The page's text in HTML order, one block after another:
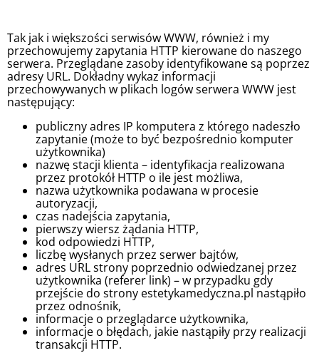
Tak jak i większości serwisów WWW, również i my
przechowujemy zapytania HTTP kierowane do naszego
serwera. Przeglądane zasoby identyfikowane są poprzez
adresy URL. Dokładny wykaz informacji
przechowywanych w plikach logów serwera WWW jest
następujący:
publiczny adres IP komputera z którego nadeszło
zapytanie (może to być bezpośrednio komputer
użytkownika)
nazwę stacji klienta – identyfikacja realizowana
przez protokół HTTP o ile jest możliwa,
nazwa użytkownika podawana w procesie
autoryzacji,
czas nadejścia zapytania,
pierwszy wiersz żądania HTTP,
kod odpowiedzi HTTP,
liczbę wysłanych przez serwer bajtów,
adres URL strony poprzednio odwiedzanej przez
użytkownika (referer link) – w przypadku gdy
przejście do strony estetykamedyczna.pl nastąpiło
przez odnośnik,
informacje o przeglądarce użytkownika,
informacje o błędach, jakie nastąpiły przy realizacji
transakcji HTTP.